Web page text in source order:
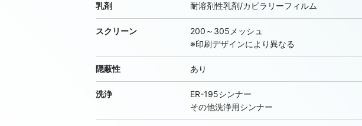
8484 Maroon Toner 【非在庫/輸入可能】/旧：9684 Maroon Toner
8485 Green Toner 【非在庫/輸入可能】/旧：9685 Green Toner
8486 Blue Toner (GS) 【非在庫/輸入可能】/旧：9686 Blue Toner(GS)
8487 Blue Toner (RS) 【非在庫/輸入可能】/旧：9687 Blue Toner(RS)
8488 Violet Toner 【非在庫/輸入可能】/旧：9688 Violet Toner
乳剤 耐溶剤性乳剤/カピラリーフィルム
スクリーン
200～305メッシュ
※印刷デザインにより異なる
隠蔽性 あり
洗浄
ER-195シンナー
その他洗浄用シンナー